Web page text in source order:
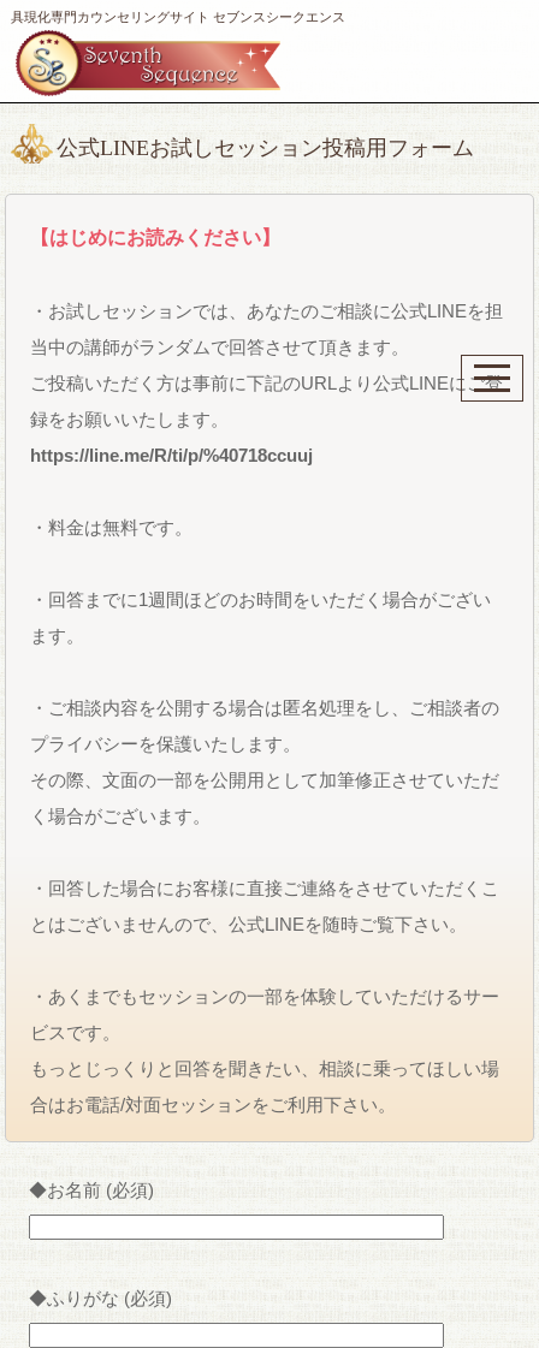
具現化専門カウンセリングサイト セブンスシークエンス
公式LINEお試しセッション投稿用フォーム
【はじめにお読みください】
・お試しセッションでは、あなたのご相談に公式LINEを担
当中の講師がランダムで回答させて頂きます。
ご投稿いただく方は事前に下記のURLより公式LINEにご登
録をお願いいたします。
https://line.me/R/ti/p/%40718ccuuj
・料金は無料です。
・回答までに1週間ほどのお時間をいただく場合がござい
ます。
・ご相談内容を公開する場合は匿名処理をし、ご相談者の
プライバシーを保護いたします。
その際、文面の一部を公開用として加筆修正させていただ
く場合がございます。
・回答した場合にお客様に直接ご連絡をさせていただくこ
とはございませんので、公式LINEを随時ご覧下さい。
・あくまでもセッションの一部を体験していただけるサー
ビスです。
もっとじっくりと回答を聞きたい、相談に乗ってほしい場
合はお電話/対面セッションをご利用下さい。
◆お名前 (必須)
◆ふりがな (必須)